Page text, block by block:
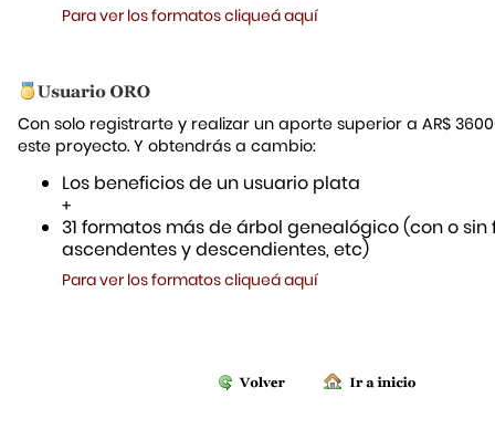
Para ver los formatos cliqueá aquí
Con solo registrarte y realizar un aporte superior a AR$
este proyecto. Y obtendrás a cambio:
Los beneficios de un usuario plata
+
31 formatos más de árbol genealógico (con o sin
ascendentes y descendientes, etc)
Para ver los formatos cliqueá aquí